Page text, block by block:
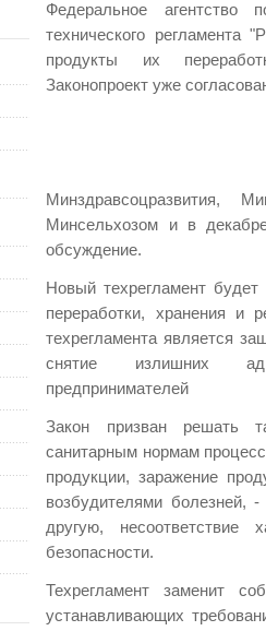
Федеральное агентство
технического
продукты их
Законопроект уже
Минздравсоцразвития,
Минсельхозом и в
обсуждение.
Новый техрегламент будет
переработки, хранения и
техрегламента является
снятие излишних
предпринимателей
Закон призван решать
санитарным нормам
продукции, заражение
возбудителями болезней,
другую, несоответствие
безопасности.
Техрегламент заменит
устанавливающих